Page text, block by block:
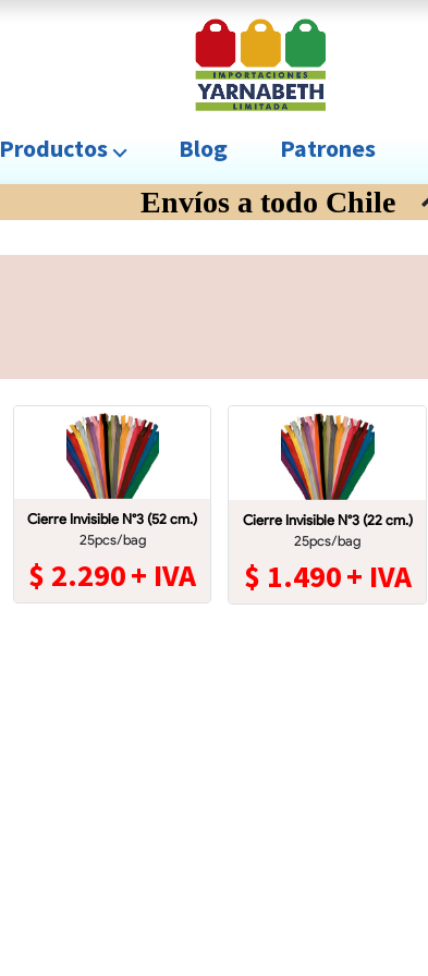
Productos ⌵ Blog Patrones
Envíos a todo Chile
Cierre Invisible N°3 (52 cm.)
25pcs/bag
$ 2.290+ IVA
Cierre Invisible N°3 (22 cm.)
25pcs/bag
$ 1.490+ IVA